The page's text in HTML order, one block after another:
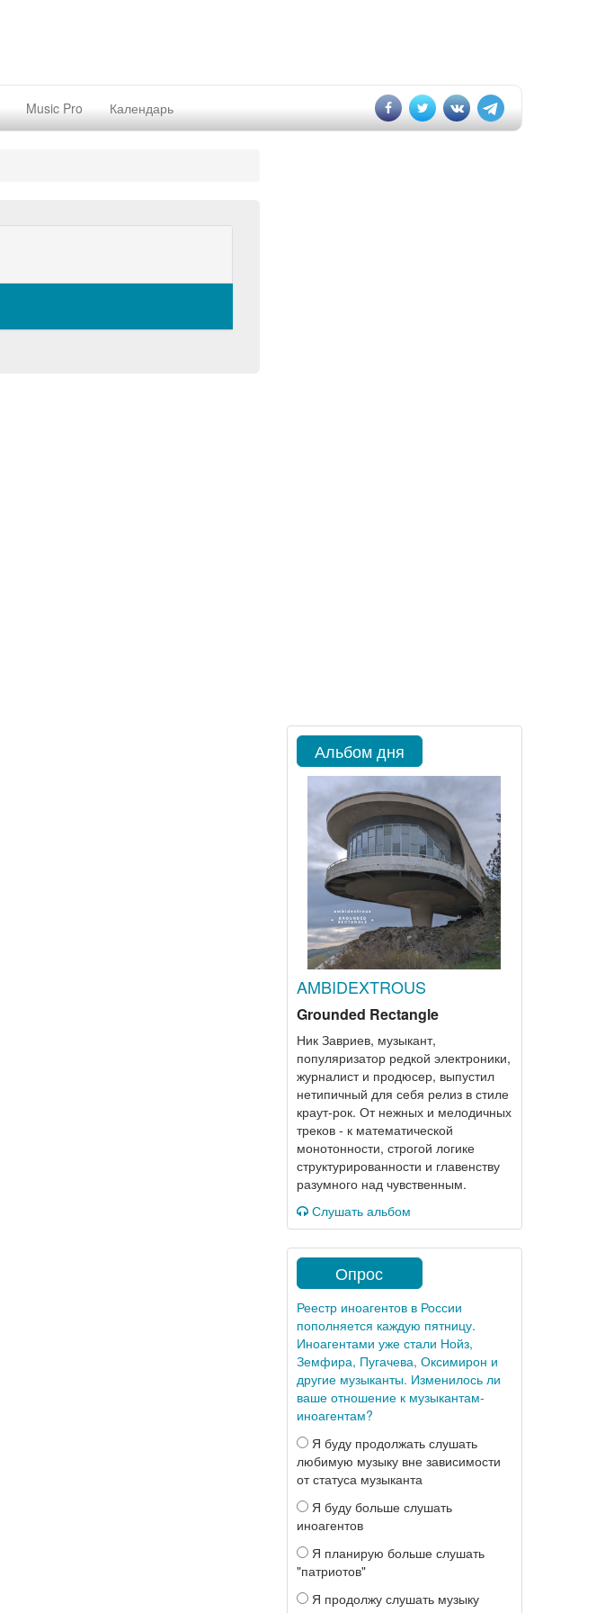
Music Pro Календарь
Альбом дня
AMBIDEXTROUS
Grounded Rectangle
Ник Завриев, музыкант,
популяризатор редкой электроники,
журналист и продюсер, выпустил
нетипичный для себя релиз в стиле
краут-рок. От нежных и мелодичных
треков - к математической
монотонности, строгой логике
структурированности и главенству
разумного над чувственным.
Слушать альбом
Опрос
Реестр иноагентов в России
пополняется каждую пятницу.
Иноагентами уже стали Нойз,
Земфира, Пугачева, Оксимирон и
другие музыканты. Изменилось ли
ваше отношение к музыкантам-
иноагентам?
Я буду продолжать слушать
любимую музыку вне зависимости
от статуса музыканта
Я буду больше слушать
иноагентов
Я планирую больше слушать
"патриотов"
Я продолжу слушать музыку